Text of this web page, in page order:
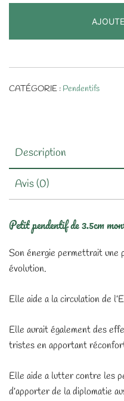
CATÉGORIE : Pendentifs
Description
Avis (0)
Petit pendentif de 3.5cm
Son énergie permettrait une
évolution.
Elle aide a la circulation de
Elle aurait également des
tristes en apportant
Elle aide a lutter contre les
d’apporter de la diplomatie